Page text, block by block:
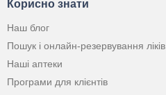
Корисно знати
Наш блог
Пошук і онлайн-резервування ліків
Наші аптеки
Програми для клієнтів